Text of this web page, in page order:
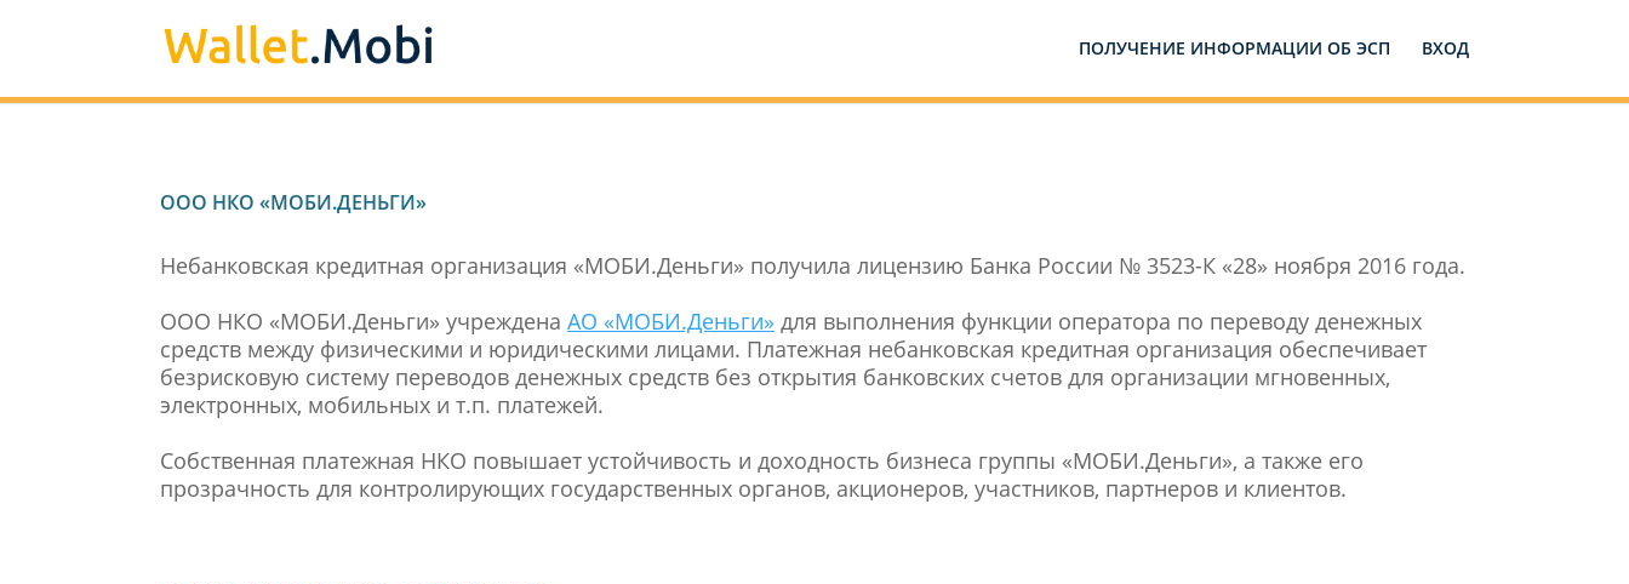
ПОЛУЧЕНИЕ ИНФОРМАЦИИ ОБ ЭСП ВХОД
ООО НКО «МОБИ.ДЕНЬГИ»
Небанковская кредитная организация «МОБИ.Деньги» получила лицензию Банка России № 3523-К «28» ноября 2016 года.
ООО НКО «МОБИ.Деньги» учреждена АО «МОБИ.Деньги» для выполнения функции оператора по переводу денежных
средств между физическими и юридическими лицами. Платежная небанковская кредитная организация обеспечивает
безрисковую систему переводов денежных средств без открытия банковских счетов для организации мгновенных,
электронных, мобильных и т.п. платежей.
Собственная платежная НКО повышает устойчивость и доходность бизнеса группы «МОБИ.Деньги», а также его
прозрачность для контролирующих государственных органов, акционеров, участников, партнеров и клиентов.